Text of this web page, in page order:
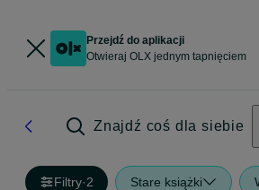
Przejdź do aplikacji
Otwieraj OLX jednym tapnięciem
Znajdź coś dla siebie
Filtry·2 Stare książki